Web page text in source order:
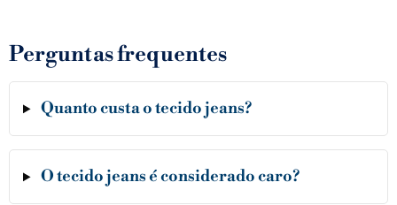
Perguntas frequentes
Quanto custa o tecido jeans?
O tecido jeans é considerado caro?